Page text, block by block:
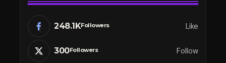
248.1KFollowers Like
300Followers Follow